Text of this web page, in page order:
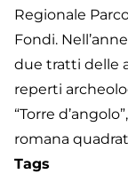
Regionale
Fondi.
due tratti delle
reperti
“Torre
romana
Tags